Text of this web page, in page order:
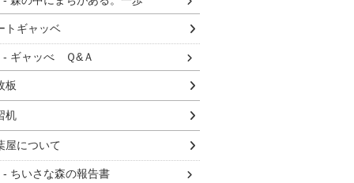
トギャッベ
ギャッべ Ｑ&Ａ
板
机
屋について
ちいさな森の報告書